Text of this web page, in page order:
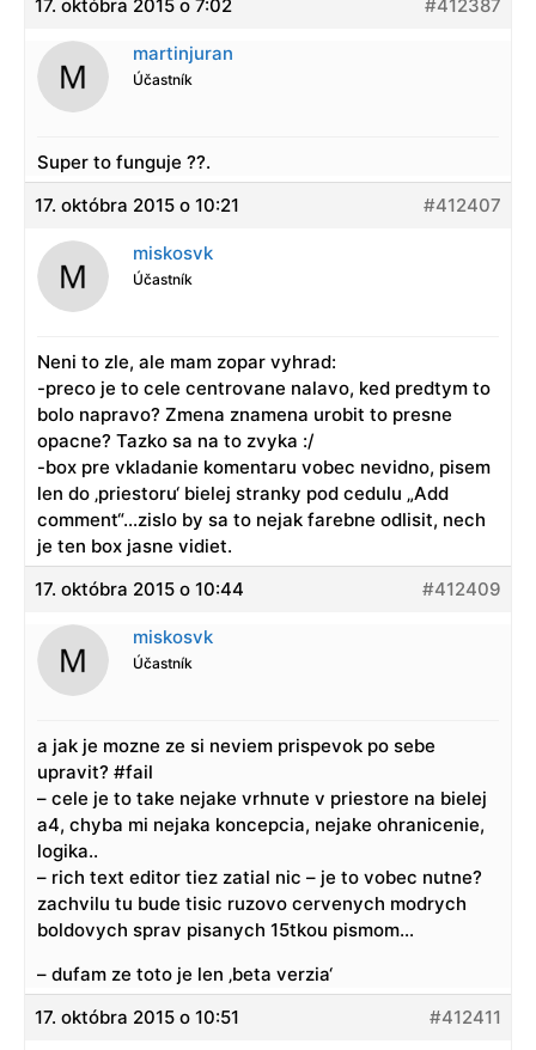
17. októbra 2015 o 7:02
#412387
martinjuran
Účastník
Super to funguje ??.
17. októbra 2015 o 10:21
#412407
miskosvk
Účastník
Neni to zle, ale mam zopar vyhrad:
-preco je to cele centrovane nalavo, ked predtym to
bolo napravo? Zmena znamena urobit to presne
opacne? Tazko sa na to zvyka :/
-box pre vkladanie komentaru vobec nevidno, pisem
len do ‚priestoru‘ bielej stranky pod cedulu „Add
comment“…zislo by sa to nejak farebne odlisit, nech
je ten box jasne vidiet.
17. októbra 2015 o 10:44
#412409
miskosvk
Účastník
a jak je mozne ze si neviem prispevok po sebe
upravit? #fail
– cele je to take nejake vrhnute v priestore na bielej
a4, chyba mi nejaka koncepcia, nejake ohranicenie,
logika..
– rich text editor tiez zatial nic – je to vobec nutne?
zachvilu tu bude tisic ruzovo cervenych modrych
boldovych sprav pisanych 15tkou pismom…
– dufam ze toto je len ‚beta verzia‘
17. októbra 2015 o 10:51
#412411